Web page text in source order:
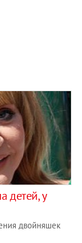
детей, у
двойняшек